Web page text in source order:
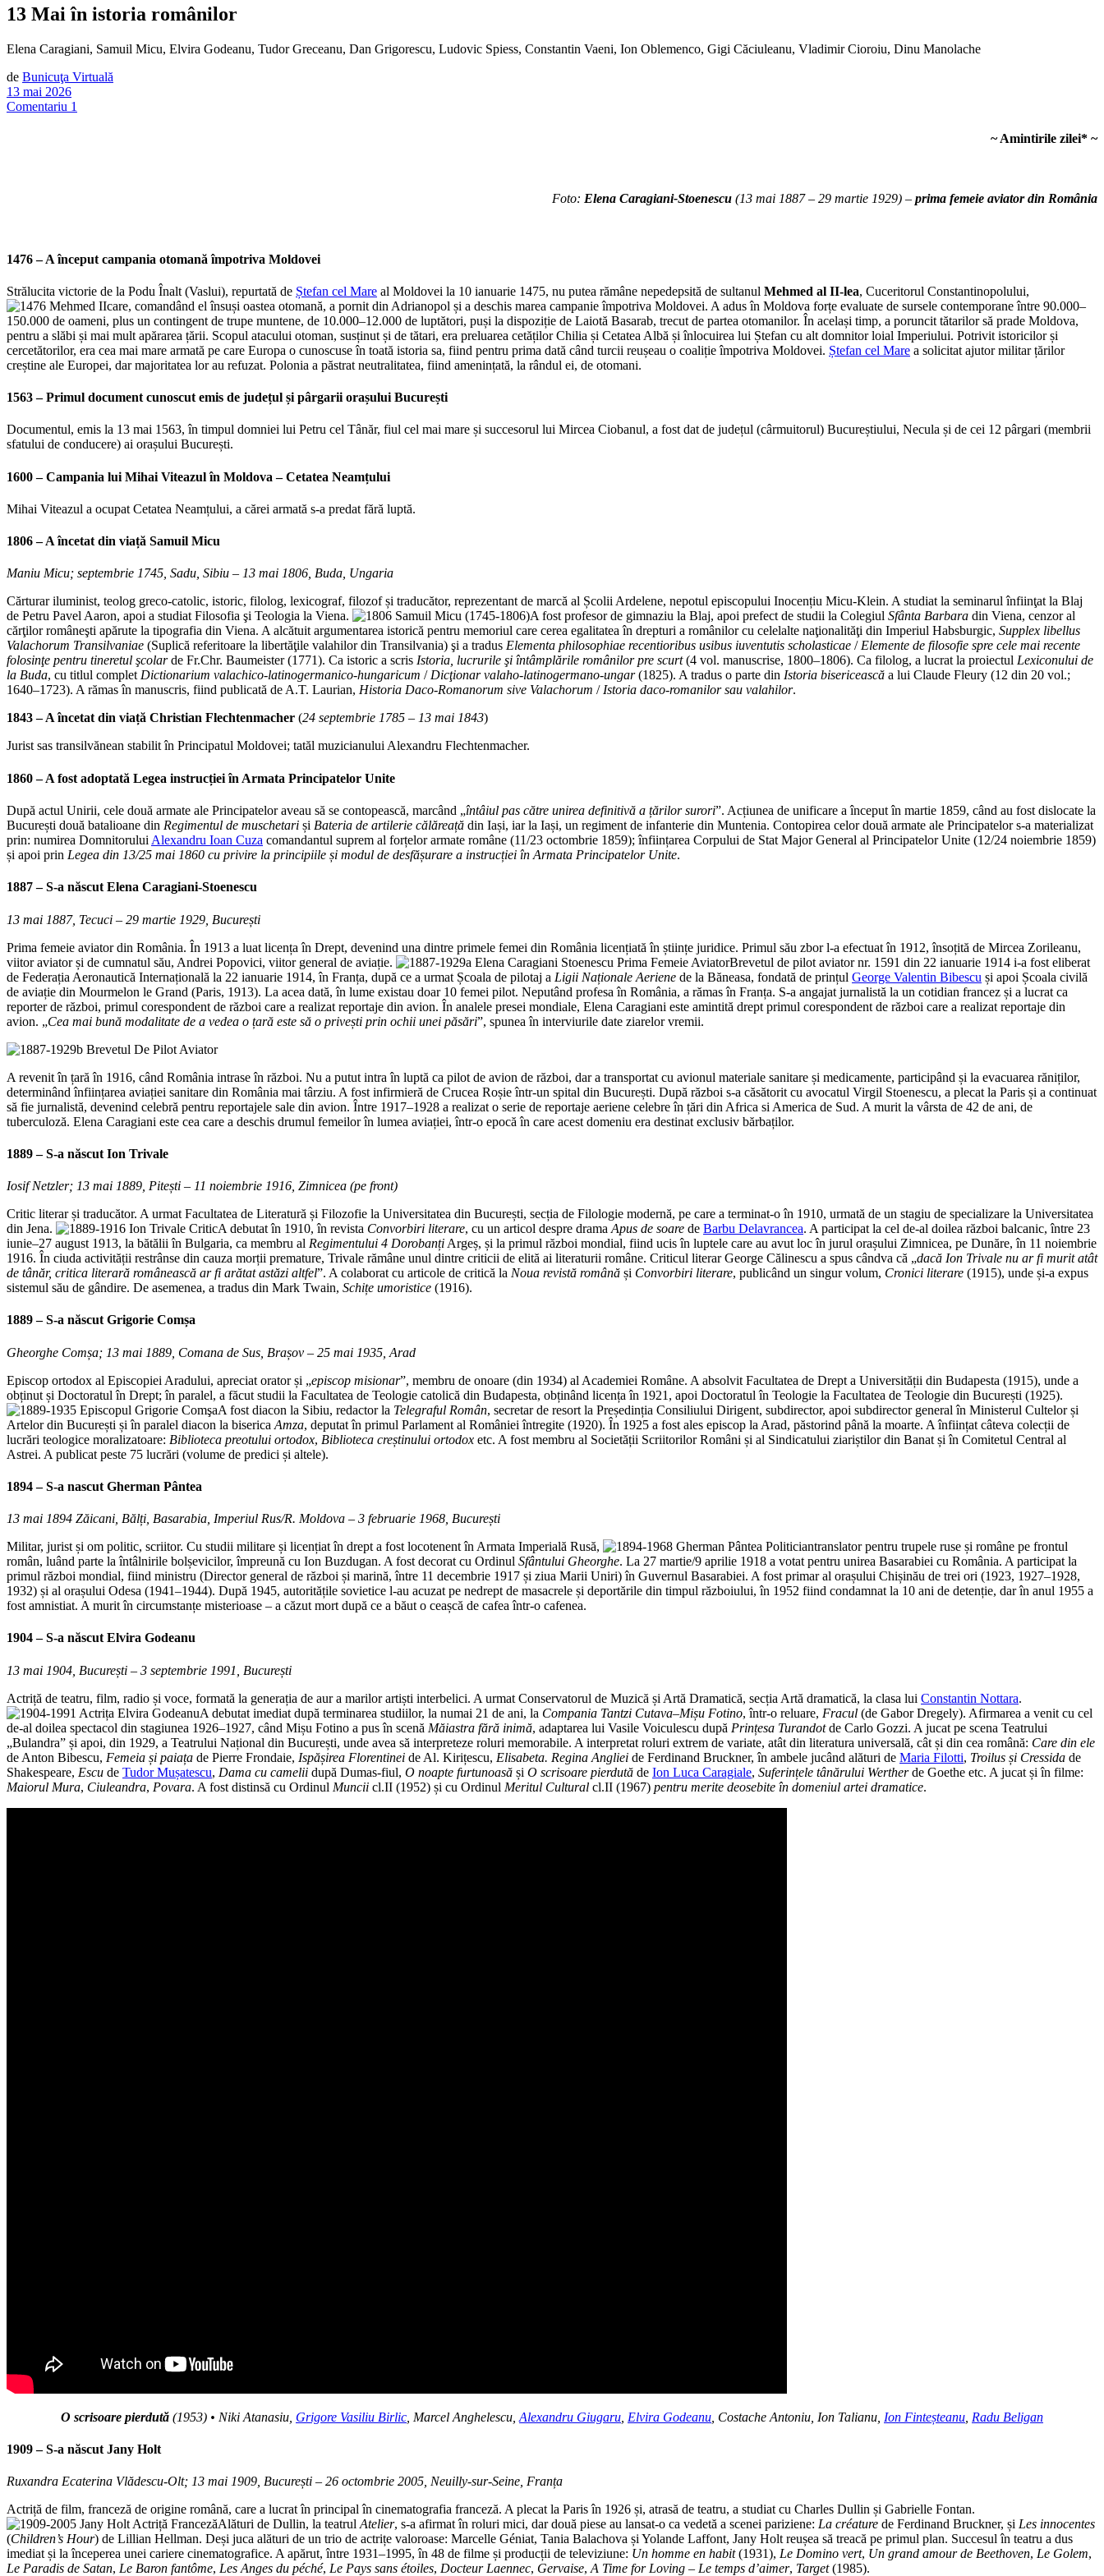
13 Mai în istoria românilor
Elena Caragiani, Samuil Micu, Elvira Godeanu, Tudor Greceanu, Dan Grigorescu, Ludovic Spiess, Constantin Vaeni, Ion Oblemenco, Gigi Căciuleanu, Vladimir Cioroiu, Dinu Manolache
de Bunicuţa Virtuală
13 mai 2026
Comentariu 1
~ Amintirile zilei* ~
Foto: Elena Caragiani-Stoenescu (13 mai 1887 – 29 martie 1929) – prima femeie aviator din România
1476 – A început campania otomană împotriva Moldovei
Strălucita victorie de la Podu Înalt (Vaslui), repurtată de Ștefan cel Mare al Moldovei la 10 ianuarie 1475, nu putea rămâne nepedepsită de sultanul Mehmed al II-lea, Cuceritorul Constantinopolului,
care, comandând el însuși oastea otomană, a pornit din Adrianopol și a deschis marea campanie împotriva Moldovei. A adus în Moldova forțe evaluate de sursele contemporane între 90.000–
150.000 de oameni, plus un contingent de trupe muntene, de 10.000–12.000 de luptători, puși la dispoziție de Laiotă Basarab, trecut de partea otomanilor. În același timp, a poruncit tătarilor să prade Moldova,
pentru a slăbi și mai mult apărarea țării. Scopul atacului otoman, susținut și de tătari, era preluarea cetăților Chilia și Cetatea Albă și înlocuirea lui Ștefan cu alt domnitor loial Imperiului. Potrivit istoricilor și
cercetătorilor, era cea mai mare armată pe care Europa o cunoscuse în toată istoria sa, fiind pentru prima dată când turcii reușeau o coaliție împotriva Moldovei. Ștefan cel Mare a solicitat ajutor militar țărilor
creștine ale Europei, dar majoritatea lor au refuzat. Polonia a păstrat neutralitatea, fiind amenințată, la rândul ei, de otomani.
1563 – Primul document cunoscut emis de județul și pârgarii orașului București
Documentul, emis la 13 mai 1563, în timpul domniei lui Petru cel Tânăr, fiul cel mai mare și succesorul lui Mircea Ciobanul, a fost dat de județul (cârmuitorul) Bucureștiului, Necula și de cei 12 pârgari (membrii
sfatului de conducere) ai orașului București.
1600 – Campania lui Mihai Viteazul în Moldova – Cetatea Neamțului
Mihai Viteazul a ocupat Cetatea Neamțului, a cărei armată s-a predat fără luptă.
1806 – A încetat din viață Samuil Micu
Maniu Micu; septembrie 1745, Sadu, Sibiu – 13 mai 1806, Buda, Ungaria
Cărturar iluminist, teolog greco-catolic, istoric, filolog, lexicograf, filozof și traducător, reprezentant de marcă al Școlii Ardelene, nepotul episcopului Inocențiu Micu-Klein. A studiat la seminarul înfiinţat la Blaj
de Petru Pavel Aaron, apoi a studiat Filosofia şi Teologia la Viena.
A fost profesor de gimnaziu la Blaj, apoi prefect de studii la Colegiul Sfânta Barbara din Viena, cenzor al
cărţilor româneşti apărute la tipografia din Viena. A alcătuit argumentarea istorică pentru memoriul care cerea egalitatea în drepturi a românilor cu celelalte naţionalităţi din Imperiul Habsburgic, Supplex libellus
Valachorum Transilvaniae (Suplică referitoare la libertăţile valahilor din Transilvania) şi a tradus Elementa philosophiae recentioribus usibus iuventutis scholasticae /Elemente de filosofie spre cele mai recente
folosinţe pentru tineretul şcolarde Fr.Chr. Baumeister (1771). Ca istoric a scris Istoria, lucrurile şi întâmplările românilor pre scurt(4 vol. manuscrise, 1800–1806). Ca filolog, a lucrat la proiectul Lexiconului de
la Buda, cu titlul completDictionarium valachico-latinogermanico-hungaricum /Dicţionar valaho-latinogermano-ungar(1825). A tradus o parte din Istoria bisericească a lui Claude Fleury (12 din 20 vol.;
1640–1723). A rămas în manuscris, fiind publicată de A.T. Laurian, Historia Daco-Romanorum sive Valachorum /Istoria daco-romanilor sau valahilor.
1843 – A încetat din viață Christian Flechtenmacher (24 septembrie 1785 – 13 mai 1843)
Jurist sas transilvănean stabilit în Principatul Moldovei; tatăl muzicianului Alexandru Flechtenmacher.
1860 – A fost adoptată Legea instrucției în Armata Principatelor Unite
După actul Unirii, cele două armate ale Principatelor aveau să se contopească, marcând „întâiul pas către unirea definitivă a țărilor surori”. Acțiunea de unificare a început în martie 1859, când au fost dislocate la
București două batalioane din Regimentul de muschetari și Bateria de artilerie călăreață din Iași, iar la Iași, un regiment de infanterie din Muntenia. Contopirea celor două armate ale Principatelor s-a materializat
prin: numirea Domnitorului Alexandru Ioan Cuza comandantul suprem al forțelor armate române (11/23 octombrie 1859); înființarea Corpului de Stat Major General al Principatelor Unite (12/24 noiembrie 1859)
și apoi prin Legea din 13/25 mai 1860 cu privire la principiile și modul de desfășurare a instrucției în Armata Principatelor Unite.
1887 – S-a născut Elena Caragiani-Stoenescu
13 mai 1887, Tecuci – 29 martie 1929, București
Prima femeie aviator din România. În 1913 a luat licența în Drept, devenind una dintre primele femei din România licențiată în științe juridice. Primul său zbor l-a efectuat în 1912, însoțită de Mircea Zorileanu,
viitor aviator și de cumnatul său, Andrei Popovici, viitor general de aviație.
Brevetul de pilot aviator nr. 1591 din 22 ianuarie 1914 i-a fost eliberat
de Federația Aeronautică Internațională la 22 ianuarie 1914, în Franța, după ce a urmat Școala de pilotaj a Ligii Naționale Aeriene de la Băneasa, fondată de prințul George Valentin Bibescu și apoi Școala civilă
de aviație din Mourmelon le Grand (Paris, 1913). La acea dată, în lume existau doar 10 femei pilot. Neputând profesa în România, a rămas în Franța. S-a angajat jurnalistă la un cotidian francez și a lucrat ca
reporter de război, primul corespondent de război care a realizat reportaje din avion. În analele presei mondiale, Elena Caragiani este amintită drept primul corespondent de război care a realizat reportaje din
avion. „Cea mai bună modalitate de a vedea o țară este să o privești prin ochii unei păsări”, spunea în interviurile date ziarelor vremii.
A revenit în țară în 1916, când România intrase în război. Nu a putut intra în luptă ca pilot de avion de război, dar a transportat cu avionul materiale sanitare și medicamente, participând și la evacuarea răniților,
determinând înființarea aviației sanitare din România mai târziu. A fost infirmieră de Crucea Roșie într-un spital din București. După război s-a căsătorit cu avocatul Virgil Stoenescu, a plecat la Paris și a continuat
să fie jurnalistă, devenind celebră pentru reportajele sale din avion. Între 1917–1928 a realizat o serie de reportaje aeriene celebre în țări din Africa si America de Sud. A murit la vârsta de 42 de ani, de
tuberculoză. Elena Caragiani este cea care a deschis drumul femeilor în lumea aviației, într-o epocă în care acest domeniu era destinat exclusiv bărbaților.
1889 – S-a născut Ion Trivale
Iosif Netzler; 13 mai 1889, Pitești – 11 noiembrie 1916, Zimnicea (pe front)
Critic literar și traducător. A urmat Facultatea de Literatură și Filozofie la Universitatea din București, secția de Filologie modernă, pe care a terminat-o în 1910, urmată de un stagiu de specializare la Universitatea
din Jena.
A debutat în 1910, în revista Convorbiri literare, cu un articol despre drama Apus de soare de Barbu Delavrancea. A participat la cel de-al doilea război balcanic, între 23
iunie–27 august 1913, la bătălii în Bulgaria, ca membru al Regimentului 4 Dorobanți Argeș, și la primul război mondial, fiind ucis în luptele care au avut loc în jurul orașului Zimnicea, pe Dunăre, în 11 noiembrie
1916. În ciuda activității restrânse din cauza morții premature, Trivale rămâne unul dintre criticii de elită ai literaturii române. Criticul literar George Călinescu a spus cândva că „dacă Ion Trivale nu ar fi murit atât
de tânăr, critica literară românească ar fi arătat astăzi altfel”. A colaborat cu articole de critică la Noua revistă română și Convorbiri literare, publicând un singur volum, Cronici literare (1915), unde și-a expus
sistemul său de gândire. De asemenea, a tradus din Mark Twain, Schițe umoristice (1916).
1889 – S-a născut Grigorie Comșa
Gheorghe Comșa; 13 mai 1889, Comana de Sus, Brașov – 25 mai 1935, Arad
Episcop ortodox al Episcopiei Aradului, apreciat orator și „episcop misionar”, membru de onoare (din 1934) al Academiei Române. A absolvit Facultatea de Drept a Universității din Budapesta (1915), unde a
obținut și Doctoratul în Drept; în paralel, a făcut studii la Facultatea de Teologie catolică din Budapesta, obținând licența în 1921, apoi Doctoratul în Teologie la Facultatea de Teologie din București (1925).
A fost diacon la Sibiu, redactor la Telegraful Român, secretar de resort la Președinția Consiliului Dirigent, subdirector, apoi subdirector general în Ministerul Cultelor și
Artelor din București și în paralel diacon la biserica Amza, deputat în primul Parlament al României întregite (1920). În 1925 a fost ales episcop la Arad, păstorind până la moarte. A înființat câteva colecții de
lucrări teologice moralizatoare: Biblioteca preotului ortodox, Biblioteca creștinului ortodox etc. A fost membru al Societății Scriitorilor Români și al Sindicatului ziariștilor din Banat și în Comitetul Central al
Astrei. A publicat peste 75 lucrări (volume de predici și altele).
1894 – S-a nascut Gherman Pântea
13 mai 1894 Zăicani, Bălți, Basarabia, Imperiul Rus/R. Moldova – 3 februarie 1968, București
Militar, jurist și om politic, scriitor. Cu studii militare și licențiat în drept a fost locotenent în Armata Imperială Rusă,
translator pentru trupele ruse și române pe frontul
român, luând parte la întâlnirile bolșevicilor, împreună cu Ion Buzdugan. A fost decorat cu Ordinul Sfântului Gheorghe. La 27 martie/9 aprilie 1918 a votat pentru unirea Basarabiei cu România. A participat la
primul război mondial, fiind ministru (Director general de război și marină, între 11 decembrie 1917 și ziua Marii Uniri) în Guvernul Basarabiei. A fost primar al orașului Chișinău de trei ori (1923, 1927–1928,
1932) și al orașului Odesa (1941–1944). După 1945, autoritățile sovietice l-au acuzat pe nedrept de masacrele și deportările din timpul războiului, în 1952 fiind condamnat la 10 ani de detenție, dar în anul 1955 a
fost amnistiat. A murit în circumstanțe misterioase – a căzut mort după ce a băut o ceașcă de cafea într-o cafenea.
1904 – S-a născut Elvira Godeanu
13 mai 1904, București – 3 septembrie 1991, București
Actriță de teatru, film, radio și voce, formată la generația de aur a marilor artiști interbelici. A urmat Conservatorul de Muzică și Artă Dramatică, secția Artă dramatică, la clasa lui Constantin Nottara.
A debutat imediat după terminarea studiilor, la numai 21 de ani, la Compania Tantzi Cutava–Mișu Fotino, într-o reluare, Fracul (de Gabor Dregely). Afirmarea a venit cu cel
de-al doilea spectacol din stagiunea 1926–1927, când Mișu Fotino a pus în scenă Măiastra fără inimă, adaptarea lui Vasile Voiculescu după Prințesa Turandotde Carlo Gozzi. A jucat pe scena Teatrului
„Bulandra” și apoi, din 1929, a Teatrului Național din București, unde avea să interpreteze roluri memorabile. A interpretat roluri extrem de variate, atât din literatura universală, cât și din cea română: Care din ele
de Anton Bibescu, Femeia și paiața de Pierre Frondaie, Ispășirea Florentinei de Al. Kirițescu, Elisabeta. Regina Angliei de Ferdinand Bruckner, în ambele jucând alături de Maria Filotti, Troilus și Cressida de
Shakespeare, Escu de Tudor Mușatescu, Dama cu camelii după Dumas-fiul, O noapte furtunoasă și O scrisoare pierdută de Ion Luca Caragiale, Suferințele tânărului Wertherde Goethe etc. A jucat și în filme:
Maiorul Mura, Ciuleandra, Povara. A fost distinsă cu Ordinul Muncii cl.II (1952) și cu Ordinul Meritul Cultural cl.II (1967) pentru merite deosebite în domeniul artei dramatice.
O scrisoare pierdută (1953) • Niki Atanasiu, Grigore Vasiliu Birlic , Marcel Anghelescu, Alexandru Giugaru Elvira Godeanu , Costache Antoniu, Ion Talianu, Ion Finteșteanu Radu Beligan
1909 – S-a născut Jany Holt
Ruxandra Ecaterina Vlădescu-Olt; 13 mai 1909, București – 26 octombrie 2005, Neuilly-sur-Seine, Franța
Actriță de film, franceză de origine română, care a lucrat în principal în cinematografia franceză. A plecat la Paris în 1926 și, atrasă de teatru, a studiat cu Charles Dullin și Gabrielle Fontan.
Alături de Dullin, la teatrul Atelier, s-a afirmat în roluri mici, dar două piese au lansat-o ca vedetă a scenei pariziene: La créature de Ferdinand Bruckner, și Les innocentes
(Children’s Hour) de Lillian Hellman. Deși juca alături de un trio de actrițe valoroase: Marcelle Géniat, Tania Balachova și Yolande Laffont, Jany Holt reușea să treacă pe primul plan. Succesul în teatru a dus
imediat și la începerea unei cariere cinematografice. A apărut, între 1931–1995, în 48 de filme și producții de televiziune: Un homme en habit(1931), Le Domino vert, Un grand amour de Beethoven, Le Golem,
Le Paradis de Satan, Le Baron fantôme, Les Anges du péché, Le Pays sans étoiles, Docteur Laennec, Gervaise, A Time for Loving – Le temps d’aimer, Target(1985).